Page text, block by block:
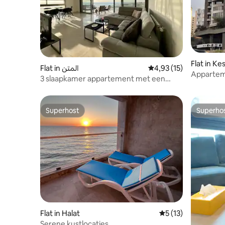
Flat in المتن Gemiddelde
4,93 (15)
3 slaapkamer appartement met een
Flat in
Superhost
Superhost
Flat in Halat Gemiddelde
5 (13)